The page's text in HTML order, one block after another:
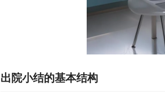
出院小结的基本结构